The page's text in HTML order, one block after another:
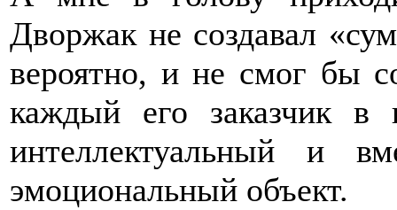
Дворжак не создавал
вероятно, и не смог бы
каждый его заказчик в
интеллектуальный и
эмоциональный объект.